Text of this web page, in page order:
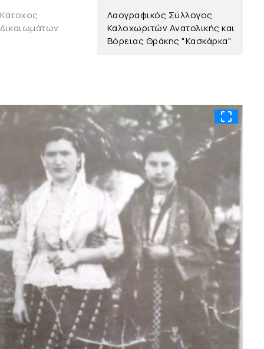
Κάτοχος
Δικαιωμάτων
Λαογραφικός Σύλλογος
Καλοχωριτών Ανατολικής και
Βόρειας Θράκης "Κασκάρκα"